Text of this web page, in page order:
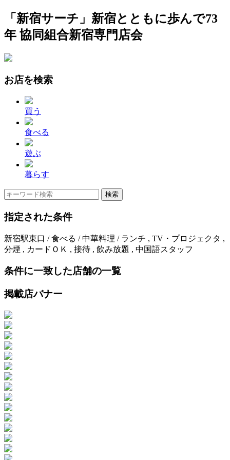
「新宿サーチ」新宿とともに歩んで73
年 協同組合新宿専門店会
お店を検索
買う
食べる
遊ぶ
暮らす
指定された条件
新宿駅東口 / 食べる / 中華料理 / ランチ , TV・プロジェクタ ,
分煙 , カードＯＫ , 接待 , 飲み放題 , 中国語スタッフ
条件に一致した店舗の一覧
掲載店バナー